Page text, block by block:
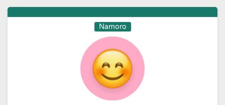
Namoro